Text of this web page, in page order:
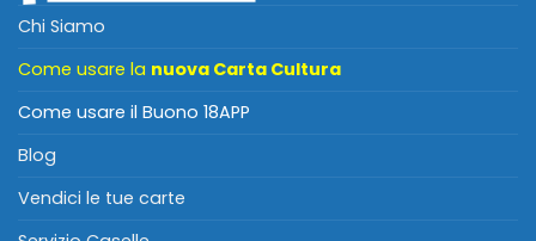
Chi Siamo
Come usare la nuova Carta Cultura
Come usare il Buono 18APP
Blog
Vendici le tue carte